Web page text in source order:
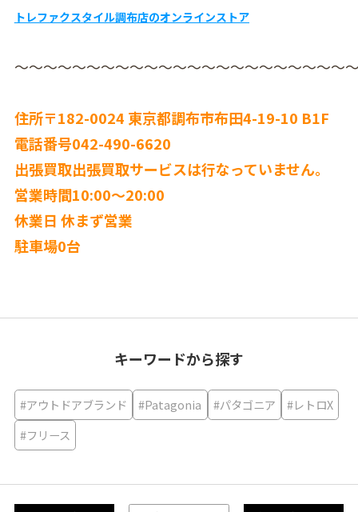
トレファクスタイル調布店のオンラインストア
〜〜〜〜〜〜〜〜〜〜〜〜〜〜〜〜〜〜〜〜〜〜〜
住所〒182-0024 東京都調布市布田4-19-10 B1F
電話番号042-490-6620
出張買取出張買取サービスは行なっていません。
営業時間10:00〜20:00
休業日 休まず営業
駐車場0台
キーワードから探す
#アウトドアブランド #Patagonia #パタゴニア
#レトロX
#フリース